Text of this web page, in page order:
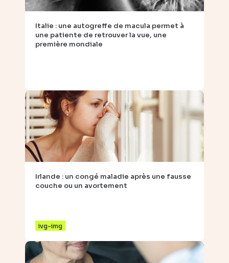
Italie : une autogreffe de macula permet à
une patiente de retrouver la vue, une
première mondiale
Irlande : un congé maladie après une fausse
couche ou un avortement
ivg-img